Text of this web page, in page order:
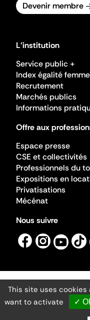
Devenir membre
L'institution
Service public +
Index égalité
Recrutement
Marchés publics
Informations
Offre aux
Espace presse
CSE et collectivités
Professionnels du
Expositions en
Privatisations
Mécénat
Nous suivre
- Cité de
This site uses cookies
want to activate
✓